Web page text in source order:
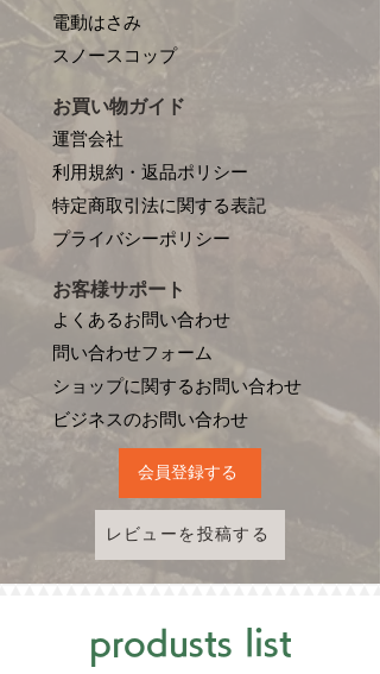
電動はさみ
​スノースコップ
お買い物ガイド
運営会社
利用規約・返品ポリシー
特定商取引法に関する表記
プライバシーポリシー
お客様サポート
よくあるお問い合わせ
問い合わせフォーム
ショップに関するお問い合わせ
​ビジネスのお問い合わせ
会員登録する
レビューを投稿する
produsts list